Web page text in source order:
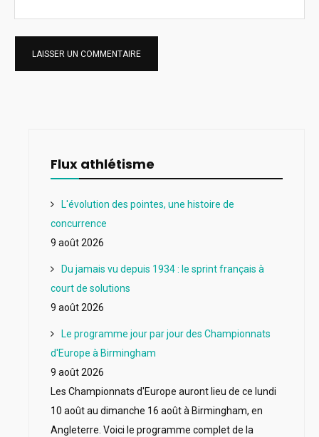
Flux athlétisme
L'évolution des pointes, une histoire de
concurrence
9 août 2026
Du jamais vu depuis 1934 : le sprint français à
court de solutions
9 août 2026
Le programme jour par jour des Championnats
d'Europe à Birmingham
9 août 2026
Les Championnats d'Europe auront lieu de ce lundi
10 août au dimanche 16 août à Birmingham, en
Angleterre. Voici le programme complet de la